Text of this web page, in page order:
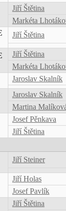
Jiří Štětina
Markéta
Jiří Štětina
Jiří Štětina
Markéta
Jaroslav Skalník
Jaroslav Skalník
Martina
Josef Pěnkava
Jiří Štětina
Jiří Steiner
Jiří Holas
Josef Pavlík
Jiří Štětina